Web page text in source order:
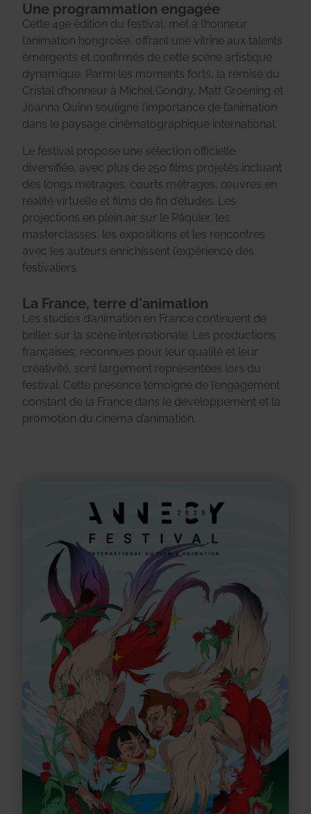
Une programmation engagée
Cette 49e édition du festival, met à l’honneur
l’animation hongroise, offrant une vitrine aux talents
émergents et confirmés de cette scène artistique
dynamique. Parmi les moments forts, la remise du
Cristal d’honneur à Michel Gondry, Matt Groening et
Joanna Quinn souligne l’importance de l’animation
dans le paysage cinématographique international.
Le festival propose une sélection officielle
diversifiée, avec plus de 250 films projetés incluant
des longs métrages, courts métrages, œuvres en
réalité virtuelle et films de fin d’études. Les
projections en plein air sur le Pâquier, les
masterclasses, les expositions et les rencontres
avec les auteurs enrichissent l’expérience des
festivaliers.
La France, terre d'animation
Les studios d’animation en France continuent de
briller sur la scène internationale. Les productions
françaises, reconnues pour leur qualité et leur
créativité, sont largement représentées lors du
festival. Cette présence témoigne de l’engagement
constant de la France dans le développement et la
promotion du cinéma d’animation.